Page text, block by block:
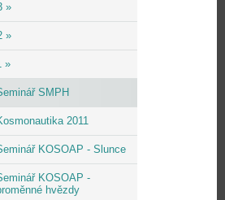
»
»
»
SMPH
2011
KOSOAP - Slunce
KOSOAP -
hvězdy